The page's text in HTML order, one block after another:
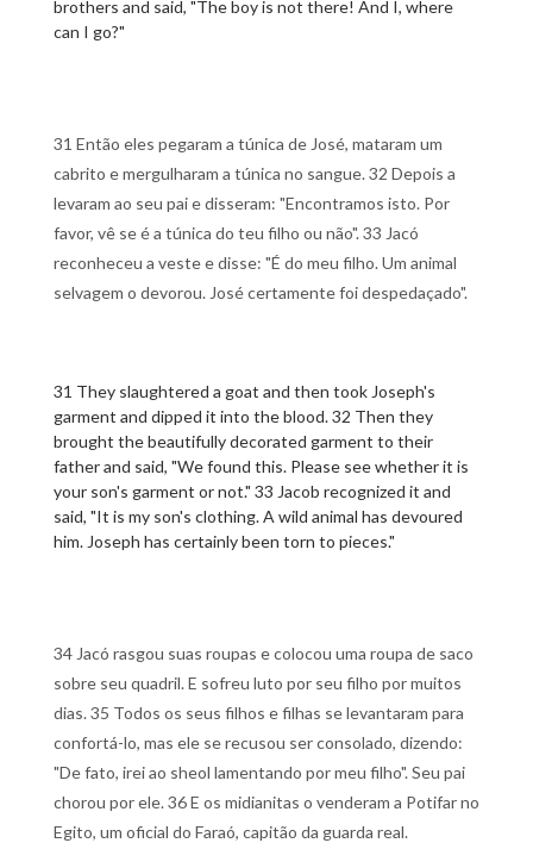
brothers and said, "The boy is not there! And I, where
can I go?"
31 Então eles pegaram a túnica de José, mataram um
cabrito e mergulharam a túnica no sangue. 32 Depois a
levaram ao seu pai e disseram: "Encontramos isto. Por
favor, vê se é a túnica do teu filho ou não". 33 Jacó
reconheceu a veste e disse: "É do meu filho. Um animal
selvagem o devorou. José certamente foi despedaçado".
31 They slaughtered a goat and then took Joseph's
garment and dipped it into the blood. 32 Then they
brought the beautifully decorated garment to their
father and said, "We found this. Please see whether it is
your son's garment or not." 33 Jacob recognized it and
said, "It is my son's clothing. A wild animal has devoured
him. Joseph has certainly been torn to pieces."
34 Jacó rasgou suas roupas e colocou uma roupa de saco
sobre seu quadril. E sofreu luto por seu filho por muitos
dias. 35 Todos os seus filhos e filhas se levantaram para
confortá-lo, mas ele se recusou ser consolado, dizendo:
"De fato, irei ao sheol lamentando por meu filho". Seu pai
chorou por ele. 36 E os midianitas o venderam a Potifar no
Egito, um oficial do Faraó, capitão da guarda real.